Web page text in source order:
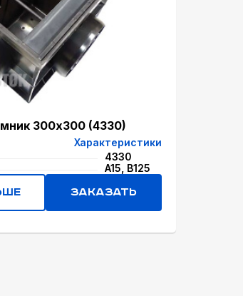
300x300 (4330)
Характеристики
4330
A15, B125
Заказать